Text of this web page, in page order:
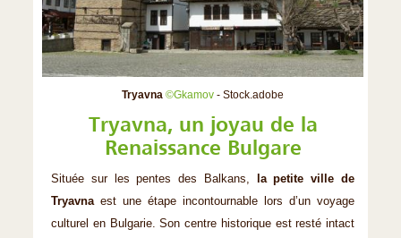
Tryavna ©Gkamov - Stock.adobe
Tryavna, un joyau de la
Renaissance Bulgare
Située sur les pentes des Balkans,
la petite ville de
Tryavna est une étape incontournable lors d’un voyage
culturel en Bulgarie. Son centre historique est resté intact